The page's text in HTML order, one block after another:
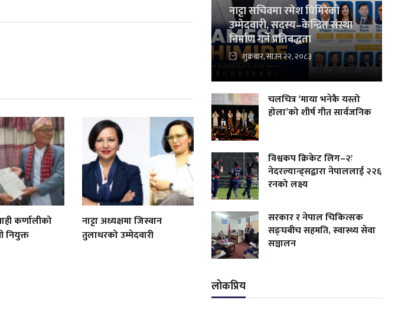
कर्णालीको
नियुक्त
नाट्टा अध्यक्षमा जिस्वान
तुलाधरको उम्मेदवारी
नाट्टा सचिवमा रमेश घिमिरेको
उम्मेदवारी, सदस्य–केन्द्रित संस्था
निर्माण गर्ने प्रतिबद्धता
शुक्रबार, साउन २२, २०८३
चलचित्र ‘माया भनेकै यस्तो
होला’को शीर्ष गीत सार्वजनिक
विश्वकप क्रिकेट लिग–२ः
नेदरल्यान्ड्सद्वारा नेपाललाई २२६
रनको लक्ष्य
सरकार र नेपाल चिकित्सक
सङ्घबीच सहमति, स्वास्थ्य सेवा
सञ्चालन
लोकप्रिय